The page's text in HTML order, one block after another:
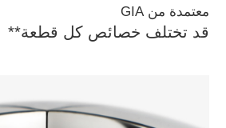
معتمدة من GIA
قد تختلف خصائص كل قطعة**